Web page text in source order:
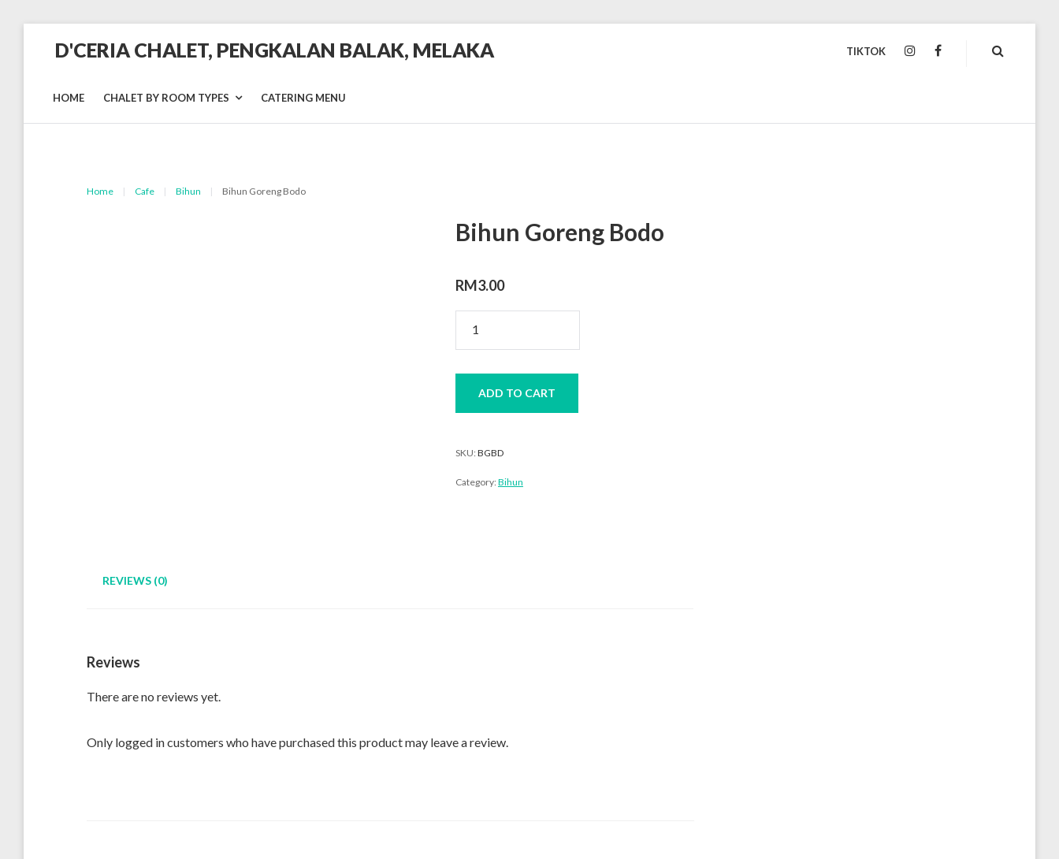
D'CERIA CHALET, PENGKALAN BALAK, MELAKA
19
HOME CHALET BY ROOM TYPES CATERING MENU
TIKTOK INSTAGRAMFACEBOOK
Home | Cafe | Bihun | Bihun Goreng Bodo
Bihun Goreng Bodo
RM3.00
Goreng
Bodo
quantity
ADD TO CART
SKU: BGBD
Category: Bihun
REVIEWS (0)
Reviews
There are no reviews yet.
Only logged in customers who have purchased this product may leave a review.